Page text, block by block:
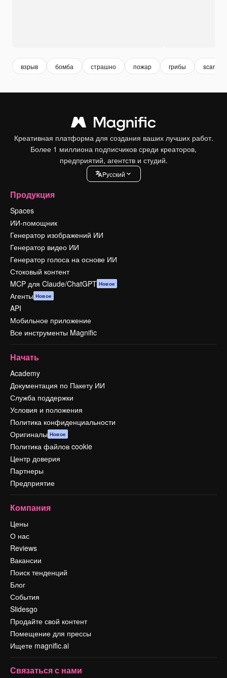
взрыв бомба страшно пожар грибы scary
Креативная платформа для создания ваших лучших работ.
Более 1 миллиона подписчиков среди креаторов,
предприятий, агентств и студий.
Pусский
Продукция
Spaces
ИИ-помощник
Генератор изображений ИИ
Генератор видео ИИ
Генератор голоса на основе ИИ
Стоковый контент
MCP для Claude/ChatGPT Новое
Агенты Новое
API
Мобильное приложение
Все инструменты Magnific
Начать
Academy
Документация по Пакету ИИ
Служба поддержки
Условия и положения
Политика конфиденциальности
Оригиналы Новое
Политика файлов cookie
Центр доверия
Партнеры
Предприятие
Компания
Цены
О нас
Reviews
Вакансии
Поиск тенденций
Блог
События
Slidesgo
Продайте свой контент
Помещение для прессы
Ищете magnific.ai
Связаться с нами